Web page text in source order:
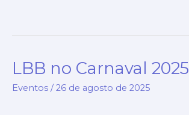
LBB no Carnaval 2025
Eventos / 26 de agosto de 2025
LBB